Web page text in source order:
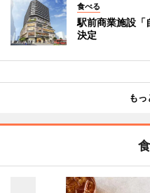
食べる
駅前商業施設「
決定
もっ